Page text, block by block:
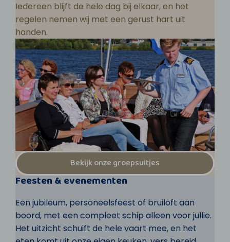
Iedereen blijft de hele dag bij elkaar, en het
regelen nemen wij met een gerust hart uit
handen.
Bekijk onze groepsuitjes
Feesten & evenementen
Een jubileum, personeelsfeest of bruiloft aan
boord, met een compleet schip alleen voor jullie.
Het uitzicht schuift de hele vaart mee, en het